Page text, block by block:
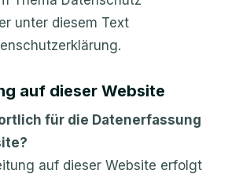
unter diesem Text
auf dieser Website
für die Datenerfassung
auf dieser Website erfolgt